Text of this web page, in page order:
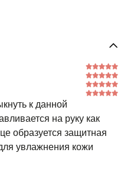
к данной
на руку как
образуется защитная
увлажнения кожи